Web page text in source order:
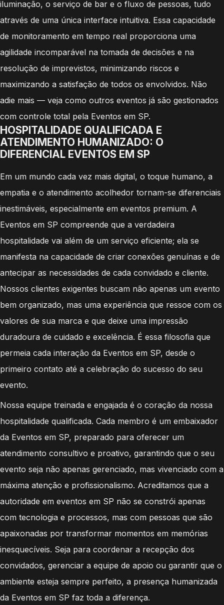
iluminação, o serviço de bar e o fluxo de pessoas, tudo
através de uma única interface intuitiva. Essa capacidade
de monitoramento em tempo real proporciona uma
agilidade incomparável na tomada de decisões e na
resolução de imprevistos, minimizando riscos e
maximizando a satisfação de todos os envolvidos. Não
adie mais — veja como outros eventos já são gestionados
com controle total pela Eventos em SP.
HOSPITALIDADE QUALIFICADA E
ATENDIMENTO HUMANIZADO: O
DIFERENCIAL EVENTOS EM SP
Em um mundo cada vez mais digital, o toque humano, a
empatia e o atendimento acolhedor tornam-se diferenciais
inestimáveis, especialmente em eventos premium. A
Eventos em SP compreende que a verdadeira
hospitalidade vai além de um serviço eficiente; ela se
manifesta na capacidade de criar conexões genuínas e de
antecipar as necessidades de cada convidado e cliente.
Nossos clientes exigentes buscam não apenas um evento
bem organizado, mas uma experiência que ressoe com os
valores de sua marca e que deixe uma impressão
duradoura de cuidado e excelência. É essa filosofia que
permeia cada interação da Eventos em SP, desde o
primeiro contato até a celebração do sucesso do seu
evento.
Nossa equipe treinada e engajada é o coração da nossa
hospitalidade qualificada. Cada membro é um embaixador
da Eventos em SP, preparado para oferecer um
atendimento consultivo e proativo, garantindo que o seu
evento seja não apenas gerenciado, mas vivenciado com a
máxima atenção e profissionalismo. Acreditamos que a
autoridade em eventos em SP não se constrói apenas
com tecnologia e processos, mas com pessoas que são
apaixonadas por transformar momentos em memórias
inesquecíveis. Seja para coordenar a recepção dos
convidados, gerenciar a equipe de apoio ou garantir que o
ambiente esteja sempre perfeito, a presença humanizada
da Eventos em SP faz toda a diferença.